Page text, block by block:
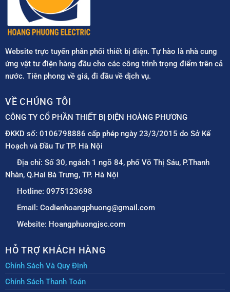
Website trực tuyến phân phối thiết bị điện. Tự hào là nhà cung
ứng vật tư điện hàng đầu cho các công trình trọng điểm trên cả
nước. Tiên phong về giá, đi đầu về dịch vụ.
VỀ CHÚNG TÔI
CÔNG TY CỔ PHẦN THIẾT BỊ ĐIỆN HOÀNG PHƯƠNG
ĐKKD số: 0106798886 cấp phép ngày 23/3/2015 do Sở Kế
Hoạch và Đầu Tư TP. Hà Nội
Địa chỉ: Số 30, ngách 1 ngõ 84, phố Võ Thị Sáu, P.Thanh
Nhàn, Q.Hai Bà Trưng, TP. Hà Nội
Hotline: 0975123698
Email: Codienhoangphuong@gmail.com
Website: Hoangphuongjsc.com
HỖ TRỢ KHÁCH HÀNG
Chính Sách Và Quy Định
Chính Sách Thanh Toán